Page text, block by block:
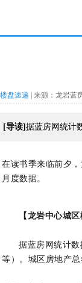
楼盘速递 | 来源：龙岩蓝
[导读] 据蓝房网统计
在读书季来临前夕
月度数据。
【龙岩中心城
据蓝房网统计数
等） 。城区房地产